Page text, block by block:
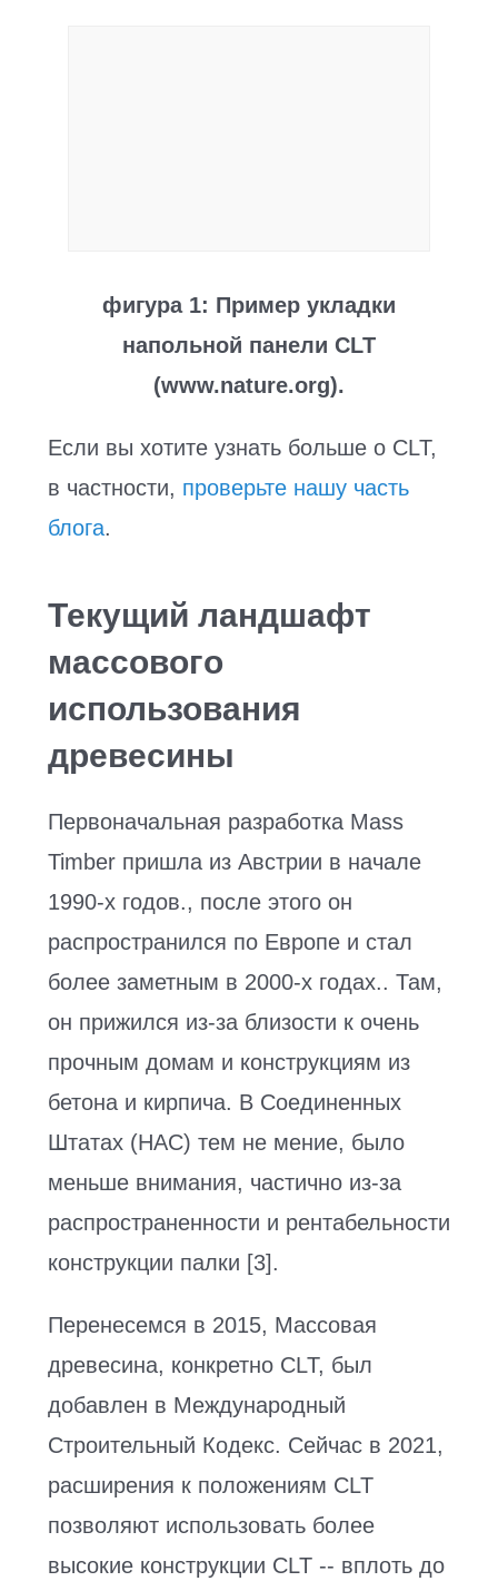
фигура 1: Пример укладки
напольной панели CLT
(www.nature.org).
Если вы хотите узнать больше о CLT,
в частности, проверьте нашу часть
блога.
Текущий ландшафт
массового
использования
древесины
Первоначальная разработка Mass
Timber пришла из Австрии в начале
1990-х годов., после этого он
распространился по Европе и стал
более заметным в 2000-х годах.. Там,
он прижился из-за близости к очень
прочным домам и конструкциям из
бетона и кирпича. В Соединенных
Штатах (НАС) тем не мение, было
меньше внимания, частично из-за
распространенности и рентабельности
конструкции палки [3].
Перенесемся в 2015, Массовая
древесина, конкретно CLT, был
добавлен в Международный
Строительный Кодекс. Сейчас в 2021,
расширения к положениям CLT
позволяют использовать более
высокие конструкции CLT -- вплоть до